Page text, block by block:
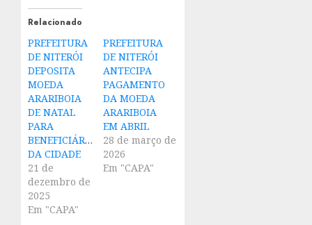
Relacionado
PREFEITURA
DE NITERÓI
DEPOSITA
MOEDA
ARARIBOIA
DE NATAL
PARA
BENEFICIÁRIOS
DA CIDADE
21 de
dezembro de
2025
Em "CAPA"
PREFEITURA
DE NITERÓI
ANTECIPA
PAGAMENTO
DA MOEDA
ARARIBOIA
EM ABRIL
28 de março de
2026
Em "CAPA"